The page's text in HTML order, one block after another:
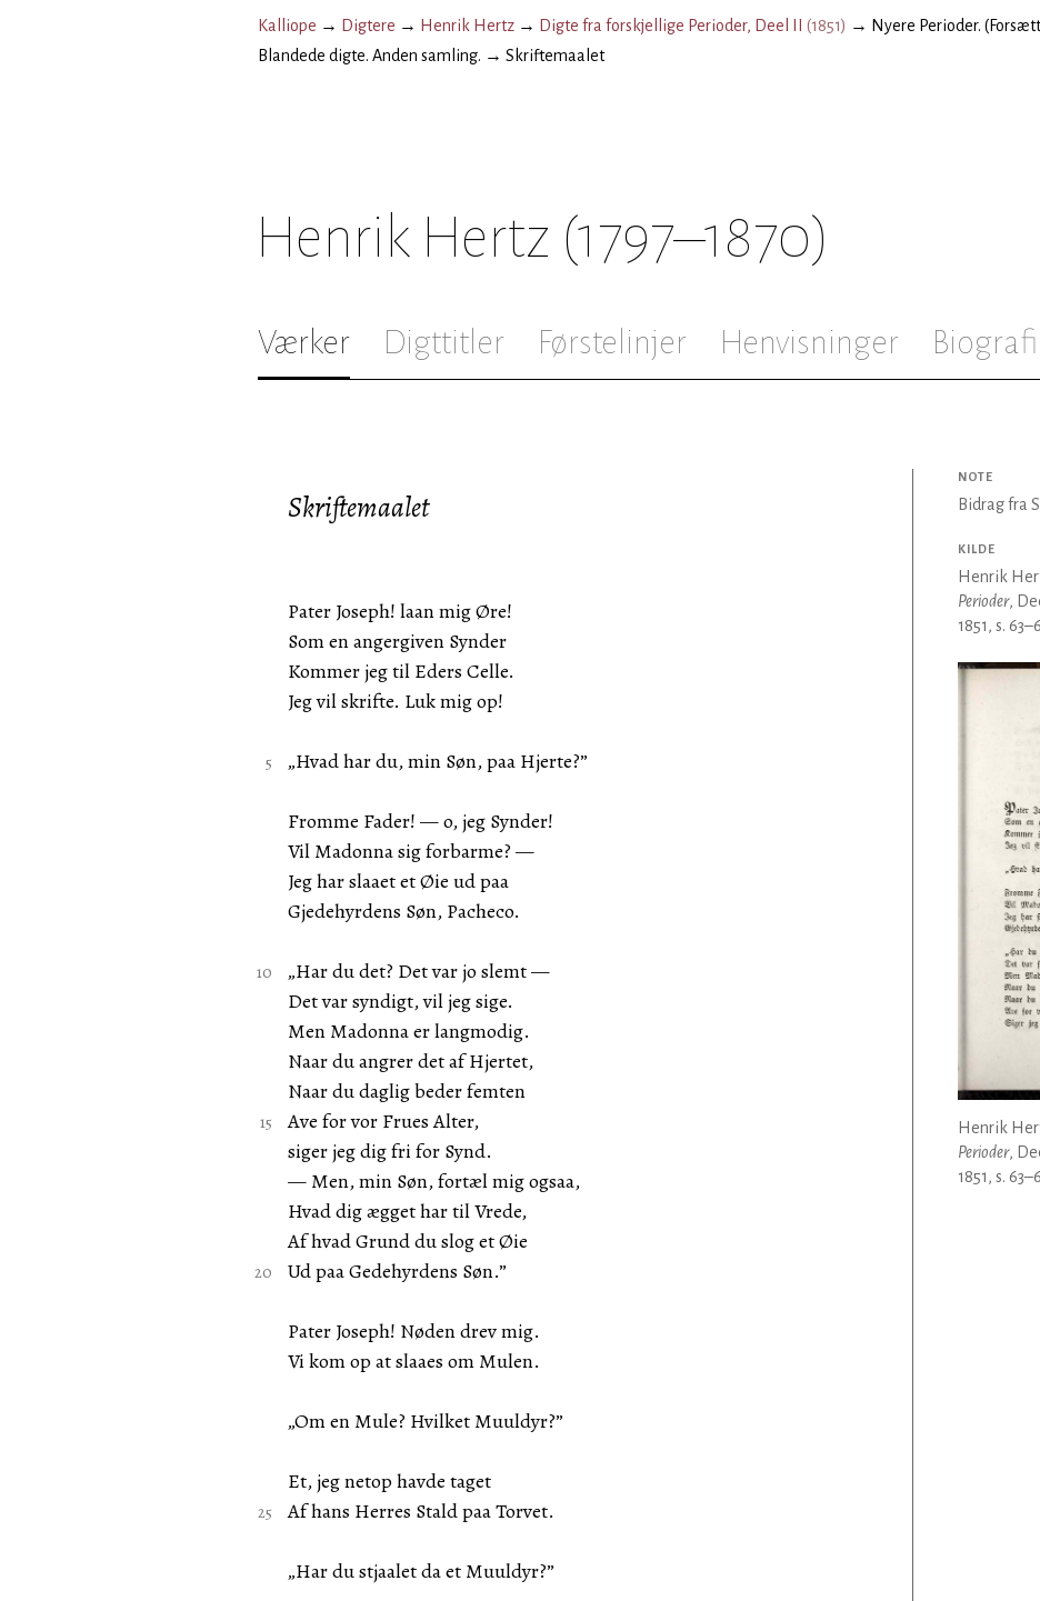
Kalliope → Digtere → Henrik Hertz → Digte fra forskjellige Perioder, Deel II (1851) → Nyere Perioder.
Blandede digte. Anden samling. → Skriftemaalet
Henrik Hertz (1797–1870)
Værker Digttitler Førstelinjer Henvisninger Biografi
Skriftemaalet
Pater Joseph! laan mig Øre!
Som en angergiven Synder
Kommer jeg til Eders Celle.
Jeg vil skrifte. Luk mig op!
„Hvad har du, min Søn, paa Hjerte?”
Fromme Fader! — o, jeg Synder!
Vil Madonna sig forbarme? —
Jeg har slaaet et Øie ud paa
Gjedehyrdens Søn, Pacheco.
„Har du det? Det var jo slemt —
Det var syndigt, vil jeg sige.
Men Madonna er langmodig.
Naar du angrer det af Hjertet,
Naar du daglig beder femten
Ave for vor Frues Alter,
siger jeg dig fri for Synd.
— Men, min Søn, fortæl mig ogsaa,
Hvad dig ægget har til Vrede,
Af hvad Grund du slog et Øie
Ud paa Gedehyrdens Søn.”
Pater Joseph! Nøden drev mig.
Vi kom op at slaaes om Mulen.
„Om en Mule? Hvilket Muuldyr?”
Et, jeg netop havde taget
Af hans Herres Stald paa Torvet.
„Har du stjaalet da et Muuldyr?”
NOTE
Bidrag fra
KILDE
Henrik
Perioder,
1851, s.
Henrik
Perioder,
1851, s.